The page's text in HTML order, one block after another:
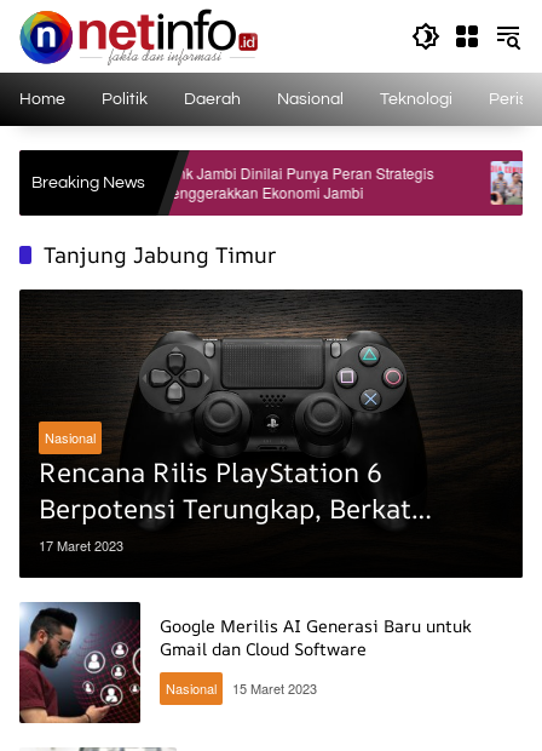
Langsung
konten
Home Politik Daerah Nasional Teknologi
Breaking NewsBank Jambi Dinilai Punya Peran Strategis
Menggerakkan Ekonomi Jambi
Dua
Polri
Tanjung Jabung Timur
Nasional
Rencana Rilis PlayStation 6
Berpotensi Terungkap, Berkat
Microsoft
17 Maret 2023
Google Merilis AI Generasi Baru untuk
Gmail dan Cloud Software
Nasional 15 Maret 2023